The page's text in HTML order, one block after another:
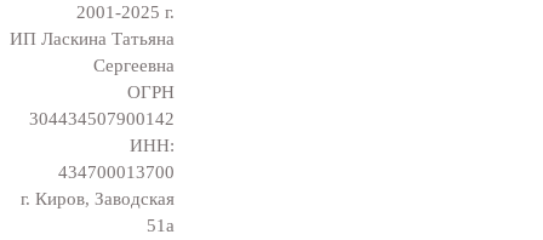
2001-2025 г.
ИП Ласкина Татьяна
Сергеевна
ОГРН
304434507900142
ИНН:
434700013700
г. Киров, Заводская
51а